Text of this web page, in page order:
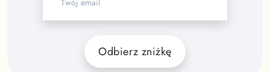
Odbierz zniżkę